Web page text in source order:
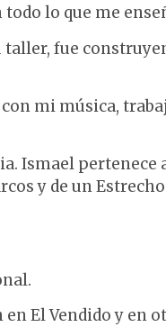
lo que me
taller, fue
mi música,
Ismael pertenece
y de un
El Vendido y en